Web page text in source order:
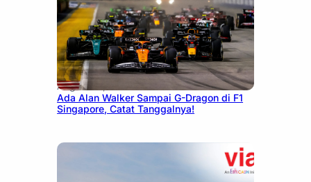
August 13, 2025
Ada Alan Walker Sampai G-Dragon di F1
Singapore, Catat Tanggalnya!